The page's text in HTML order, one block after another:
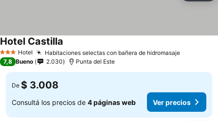
3 Estrellas
Hotel Habitaciones selectas con bañera de hidromasaje
Hotel Castilla
7,8 Bueno 2.030 Punta del Este
De $ 3.008
Consultá los precios de 4 páginas web Ver precios